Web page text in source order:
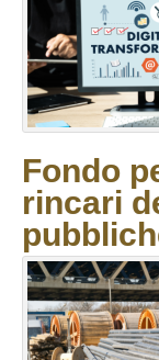
Fondo
rincari